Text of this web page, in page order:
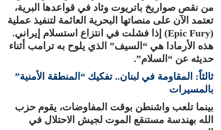
من نقص صواريخ باتريوت وثاد في قواعدها البرية،
تعتمد الآن على منصاتها البحرية العائمة لتنفيذ عملية
(Epic Fury) إذا فشلت في انتزاع استسلام إيراني.
هذه الأرمادا هي “السيف” الذي يلوح به ترامب أثناء
حديثه عن “السلام”.
ثالثاً: المقاومة في لبنان.. تفكيك “المنطقة الأمنية”
بالمسيرات
بينما تلعب واشنطن بوقت المفاوضات، يقوم حزب
الله بهندسة مستنقع الموت لجيش الاحتلال في